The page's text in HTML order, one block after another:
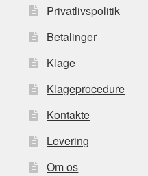
Privatlivspolitik
Betalinger
Klage
Klageprocedure
Kontakte
Levering
Om os